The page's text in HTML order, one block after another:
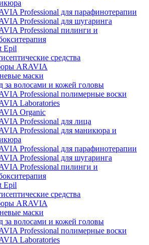
Professional для парафинотерапии
Professional для шугаринга
Professional пилинги и
Epil
средства
ARAVIA
маски
за волосами и кожей головы
Professional полимерные воски
Laboratories
Organic
Professional для лица
Professional для маникюра и
Professional для парафинотерапии
Professional для шугаринга
Professional пилинги и
Epil
средства
ARAVIA
маски
за волосами и кожей головы
Professional полимерные воски
Laboratories